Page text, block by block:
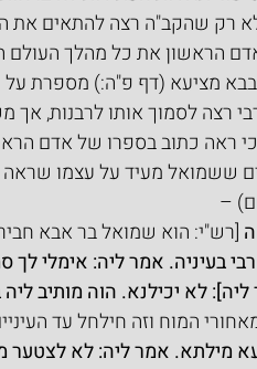
רק שהקב"ה רצה להתאים את
הראשון את כל מהלך העולם
מציעא (דף פ"ה:) מספרת על
רצה לסמוך אותו לרבנות,
ראה כתוב בספרו של אדם
ששמואל מעיד על עצמו
–
[רש"י: הוא שמואל בר אבא
בעיניה. אמר ליה: אימלי
לא יכילנא. הוה מותיב ליה
המוח וזה חילחל עד
מילתא. אמר ליה: לא לצטער